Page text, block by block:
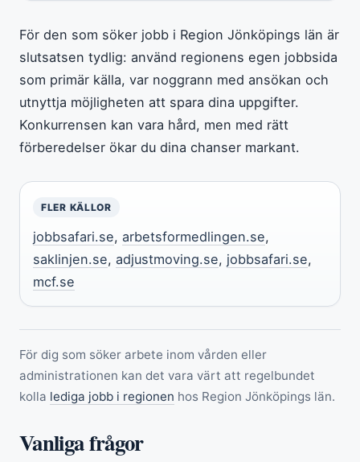
För den som söker jobb i Region Jönköpings län är
slutsatsen tydlig: använd regionens egen jobbsida
som primär källa, var noggrann med ansökan och
utnyttja möjligheten att spara dina uppgifter.
Konkurrensen kan vara hård, men med rätt
förberedelser ökar du dina chanser markant.
FLER KÄLLOR
jobbsafari.se, arbetsformedlingen.se,
saklinjen.se, adjustmoving.se, jobbsafari.se,
mcf.se
För dig som söker arbete inom vården eller
administrationen kan det vara värt att regelbundet
kolla lediga jobb i regionen hos Region Jönköpings län.
Vanliga frågor